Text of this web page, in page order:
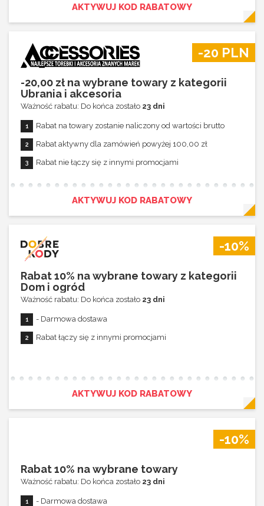
AKTYWUJ KOD RABATOWY
-20 PLN
-20,00 zł na wybrane towary z kategorii
Ubrania i akcesoria
Ważność rabatu: Do końca zostało 23 dni
Rabat na towary zostanie naliczony od wartości brutto
Rabat aktywny dla zamówień powyżej 100,00 zł
Rabat nie łączy się z innymi promocjami
AKTYWUJ KOD RABATOWY
-10%
Rabat 10% na wybrane towary z kategorii
Dom i ogród
Ważność rabatu: Do końca zostało 23 dni
- Darmowa dostawa
Rabat łączy się z innymi promocjami
AKTYWUJ KOD RABATOWY
-10%
Rabat 10% na wybrane towary
Ważność rabatu: Do końca zostało 23 dni
- Darmowa dostawa